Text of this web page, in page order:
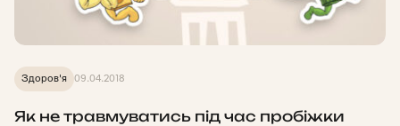
Здоров'я 09.04.2018
Як не травмуватись під час пробіжки